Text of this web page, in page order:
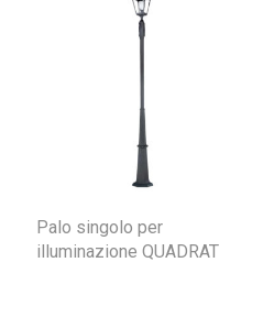
Palo singolo per
illuminazione QUADRAT